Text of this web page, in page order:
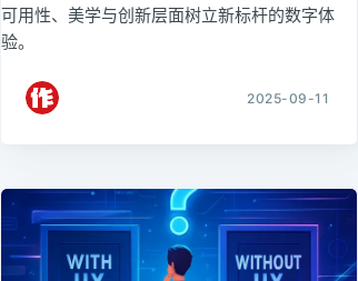
可用性、美学与创新层面树立新标杆的数字体
验。
2025-09-11